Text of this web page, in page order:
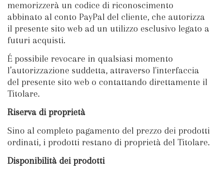
memorizzerà un codice di riconoscimento
abbinato al conto PayPal del cliente, che autorizza
il presente sito web ad un utilizzo esclusivo legato a
futuri acquisti.
É possibile revocare in qualsiasi momento
l’autorizzazione suddetta, attraverso l'interfaccia
del presente sito web o contattando direttamente il
Titolare.
Riserva di proprietà
Sino al completo pagamento del prezzo dei prodotti
ordinati, i prodotti restano di proprietà del Titolare.
Disponibilità dei prodotti